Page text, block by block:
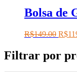
Bolsa de
R$149.00 R$
Filtrar por